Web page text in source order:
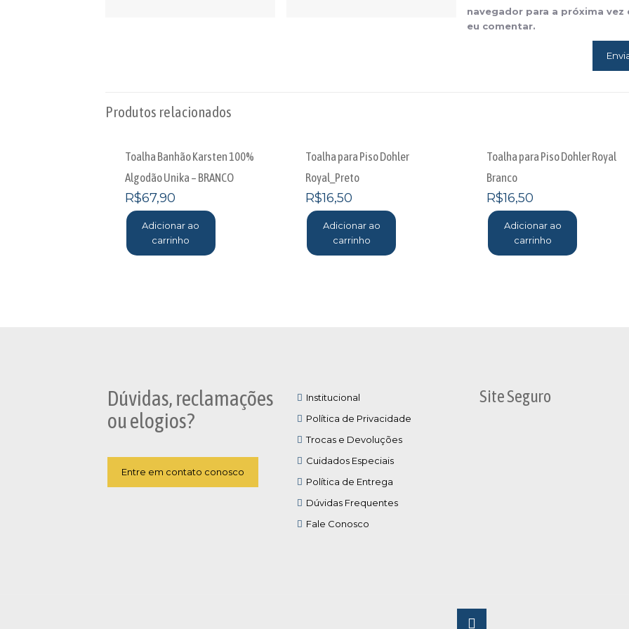
navegador para a próxima vez
eu comentar.
Produtos relacionados
Toalha Banhão Karsten 100%
Algodão Unika – BRANCO
R$67,90
Adicionar ao
carrinho
Toalha para Piso Dohler
Royal_Preto
R$16,50
Adicionar ao
carrinho
Toalha para Piso Dohler Royal
Branco
R$16,50
Adicionar ao
carrinho
Dúvidas, reclamações
ou elogios?
Entre em contato conosco
Institucional
Política de Privacidade
Trocas e Devoluções
Cuidados Especiais
Política de Entrega
Dúvidas Frequentes
Fale Conosco
Site Seguro